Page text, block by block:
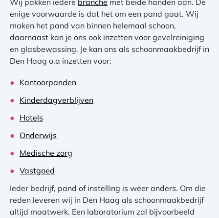
Wij pakken iedere branche met beide handen aan. De
enige voorwaarde is dat het om een pand gaat. Wij
maken het pand van binnen helemaal schoon,
daarnaast kan je ons ook inzetten voor gevelreiniging
en glasbewassing. Je kan ons als schoonmaakbedrijf in
Den Haag o.a inzetten voor:
Kantoorpanden
Kinderdagverblijven
Hotels
Onderwijs
Medische zorg
Vastgoed
Ieder bedrijf, pand of instelling is weer anders. Om die
reden leveren wij in Den Haag als schoonmaakbedrijf
altijd maatwerk. Een laboratorium zal bijvoorbeeld